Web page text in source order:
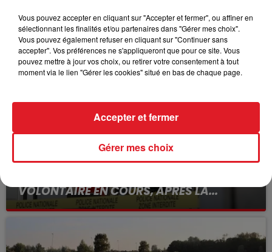
FIL D'ACTUS
15 juillet 2026
VOLONTAIRE EN COURS, APRÈS LA...
Selon les premiers éléments, le logement servait
Vous pouvez accepter en cliquant sur "Accepter et fermer", ou affiner en
sélectionnant les finalités et/ou partenaires dans "Gérer mes choix".
Vous pouvez également refuser en cliquant sur "Continuer sans
accepter". Vos préférences ne s'appliqueront que pour ce site. Vous
pouvez mettre à jour vos choix, ou retirer votre consentement à tout
moment via le lien "Gérer les cookies" situé en bas de chaque page.
Gérer mes choix
Accepter et fermer